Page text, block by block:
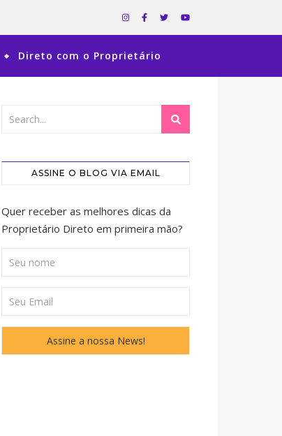
Direto com o Proprietário
ASSINE O BLOG VIA EMAIL
Quer receber as melhores dicas da
Proprietário Direto em primeira mão?